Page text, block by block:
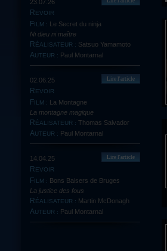
23.07.26
REVOIR
FILM : Le Secret du ninja
Ni dieu ni maître
RÉALISATEUR : Satsuo Yamamoto
AUTEUR : Paul Montarnal
02.06.25
REVOIR
FILM : La Montagne
La montagne magique
RÉALISATEUR : Thomas Salvador
AUTEUR : Paul Montarnal
Lire l'article
14.04.25
REVOIR
FILM : Bons Baisers de Bruges
La justice des fous
RÉALISATEUR : Martin McDonagh
AUTEUR : Paul Montarnal
Lire l'article